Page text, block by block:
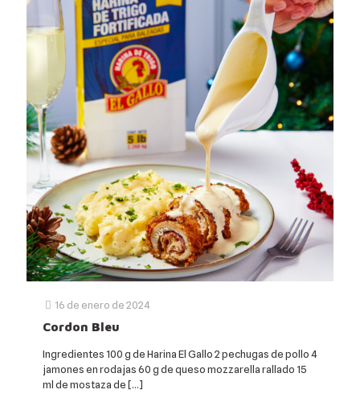
16 de enero de 2024
Cordon Bleu
Ingredientes 100 g de Harina El Gallo 2 pechugas de pollo 4
jamones en rodajas 60 g de queso mozzarella rallado 15
ml de mostaza de[…]